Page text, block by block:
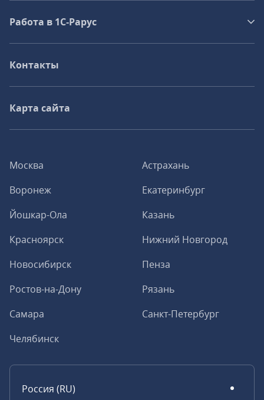
Москва
Астрахань
Воронеж
Екатеринбург
Йошкар-Ола
Казань
Красноярск
Нижний Новгород
Новосибирск
Пенза
Ростов-на-Дону
Рязань
Самара
Санкт-Петербург
Челябинск
Россия (RU)
Работа в 1С‑Рарус
Контакты
Карта сайта